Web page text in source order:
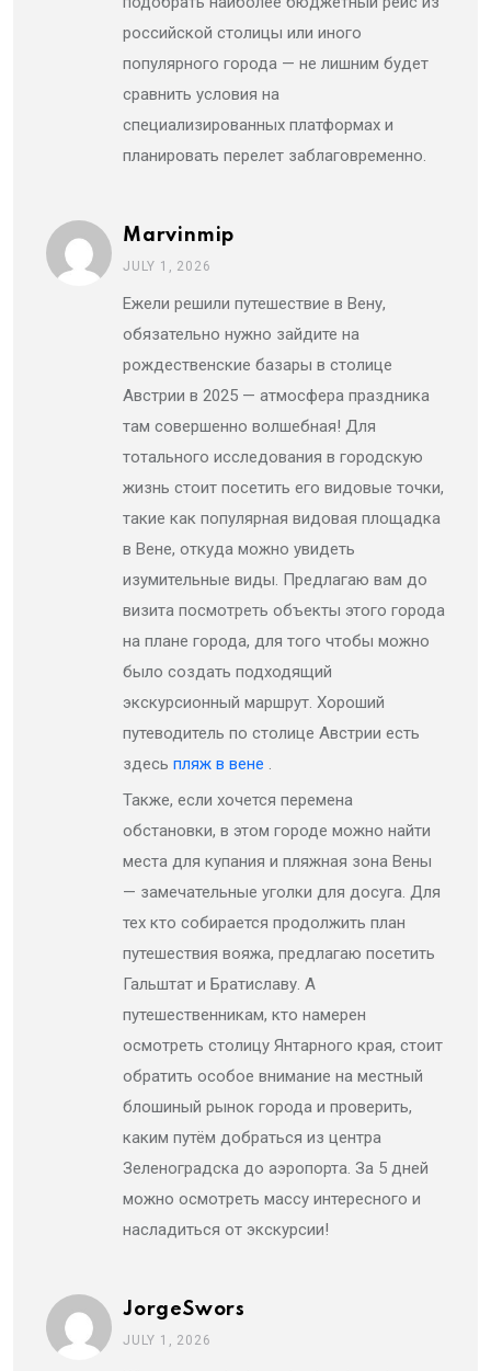
российской столицы или иного
популярного города — не лишним будет
сравнить условия на
специализированных платформах и
планировать перелет заблаговременно.
Marvinmip
JULY 1, 2026
Ежели решили путешествие в Вену,
обязательно нужно зайдите на
рождественские базары в столице
Австрии в 2025 — атмосфера праздника
там совершенно волшебная! Для
тотального исследования в городскую
жизнь стоит посетить его видовые точки,
такие как популярная видовая площадка
в Вене, откуда можно увидеть
изумительные виды. Предлагаю вам до
визита посмотреть объекты этого города
на плане города, для того чтобы можно
было создать подходящий
экскурсионный маршрут. Хороший
путеводитель по столице Австрии есть
здесь пляж в вене .
Также, если хочется перемена
обстановки, в этом городе можно найти
места для купания и пляжная зона Вены
— замечательные уголки для досуга. Для
тех кто собирается продолжить план
путешествия вояжа, предлагаю посетить
Гальштат и Братиславу. А
путешественникам, кто намерен
осмотреть столицу Янтарного края, стоит
обратить особое внимание на местный
блошиный рынок города и проверить,
каким путём добраться из центра
Зеленоградска до аэропорта. За 5 дней
можно осмотреть массу интересного и
насладиться от экскурсии!
JorgeSwors
JULY 1, 2026